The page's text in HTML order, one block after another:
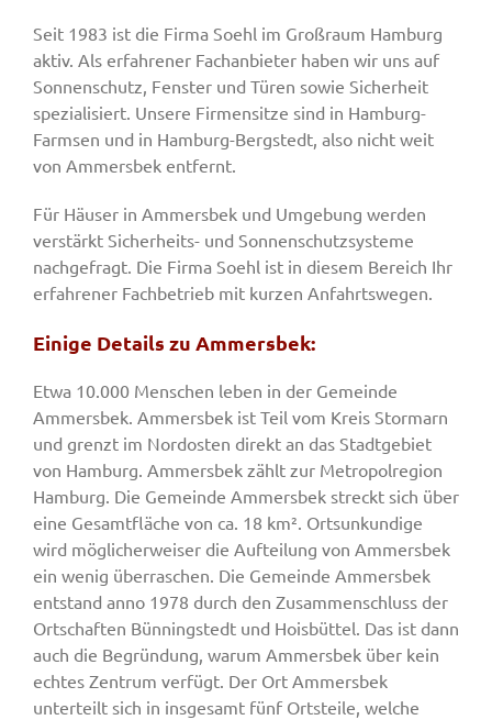
Seit 1983 ist die Firma Soehl im Großraum Hamburg
aktiv. Als erfahrener Fachanbieter haben wir uns auf
Sonnenschutz, Fenster und Türen sowie Sicherheit
spezialisiert. Unsere Firmensitze sind in Hamburg-
Farmsen und in Hamburg-Bergstedt, also nicht weit
von Ammersbek entfernt.
Für Häuser in Ammersbek und Umgebung werden
verstärkt Sicherheits- und Sonnenschutzsysteme
nachgefragt. Die Firma Soehl ist in diesem Bereich Ihr
erfahrener Fachbetrieb mit kurzen Anfahrtswegen.
Einige Details zu Ammersbek:
Etwa 10.000 Menschen leben in der Gemeinde
Ammersbek. Ammersbek ist Teil vom Kreis Stormarn
und grenzt im Nordosten direkt an das Stadtgebiet
von Hamburg. Ammersbek zählt zur Metropolregion
Hamburg. Die Gemeinde Ammersbek streckt sich über
eine Gesamtfläche von ca. 18 km². Ortsunkundige
wird möglicherweiser die Aufteilung von Ammersbek
ein wenig überraschen. Die Gemeinde Ammersbek
entstand anno 1978 durch den Zusammenschluss der
Ortschaften Bünningstedt und Hoisbüttel. Das ist dann
auch die Begründung, warum Ammersbek über kein
echtes Zentrum verfügt. Der Ort Ammersbek
unterteilt sich in insgesamt fünf Ortsteile, welche